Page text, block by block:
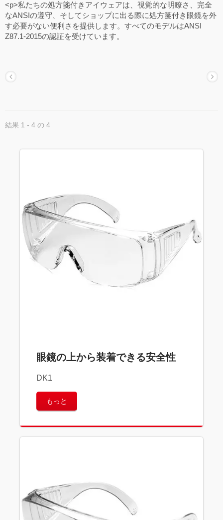
<p>私たちの処方箋付きアイウェアは、視覚的な明瞭さ、完全
なANSIの遵守、そしてショップに出る際に処方箋付き眼鏡を外
す必要がない便利さを提供します。すべてのモデルはANSI
Z87.1-2015の認証を受けています。
結果 1 - 4 の 4
眼鏡の上から装着できる安全性
DK1
もっと